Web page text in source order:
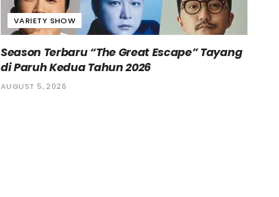
VARIETY SHOW
Season Terbaru “The Great Escape” Tayang
di Paruh Kedua Tahun 2026
AUGUST 5, 2026